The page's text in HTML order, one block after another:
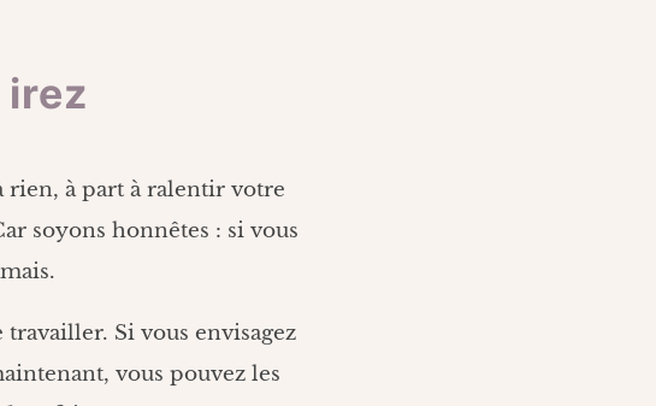
rien, à part à ralentir votre
soyons honnêtes : si vous
Si vous envisagez
vous pouvez les